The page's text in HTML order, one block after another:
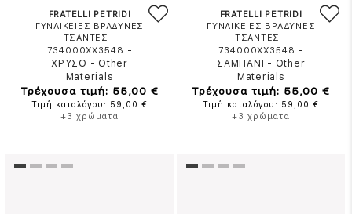
FRATELLI PETRIDI
ΓΥΝΑΙΚΕΙΕΣ ΒΡΑΔΥΝΕΣ
ΤΣΑΝΤΕΣ -
734000XX3548 -
ΧΡΥΣΟ - Other
Materials
Τρέχουσα τιμή: 55,00 €
Τιμή καταλόγου: 59,00 €
+3 χρώματα
FRATELLI PETRIDI
ΓΥΝΑΙΚΕΙΕΣ ΒΡΑΔΥΝΕΣ
ΤΣΑΝΤΕΣ -
734000XX3548 -
ΣΑΜΠΑΝΙ
- Other
Materials
Τρέχουσα τιμή: 55,00 €
Τιμή καταλόγου: 59,00 €
+3 χρώματα